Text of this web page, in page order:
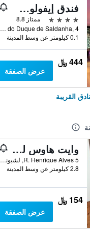
فندق إيفولوشَن لشبونة
4 نجوم
ممتاز 8.8
Praça do Duque de Saldanha, 4, لشبونة, محافظة لشبونة, البرتغال
0.1 كيلومتر عن وسط المدينة
444 ﷼
عرض الصفقة
القريبة
وايت هاوس ليزبون هوستل
R. Henrique Alves 5, لشبونة, محافظة لشبونة, البرتغال
2.8 كيلومتر عن وسط المدينة
154 ﷼
عرض الصفقة